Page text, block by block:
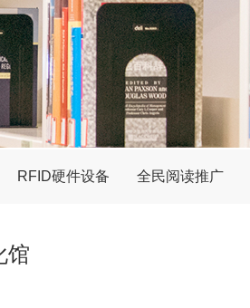
RFID硬件设备 全民阅读推广
馆